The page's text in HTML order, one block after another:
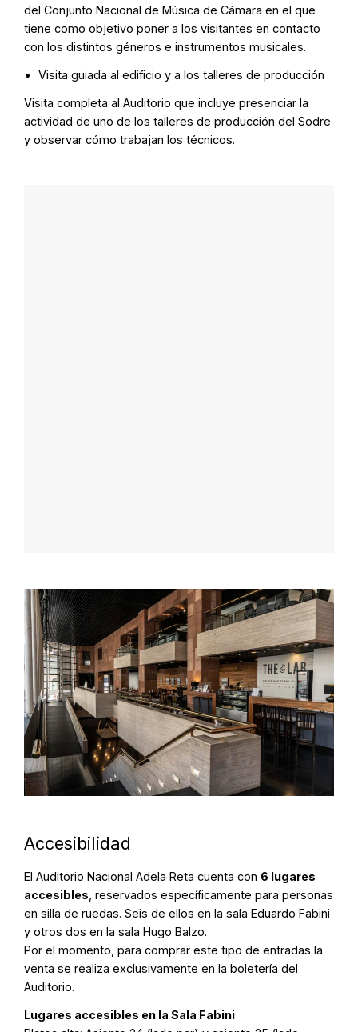
del Conjunto Nacional de Música de Cámara en el que
tiene como objetivo poner a los visitantes en contacto
con los distintos géneros e instrumentos musicales.
Visita guiada al edificio y a los talleres de producción
Visita completa al Auditorio que incluye presenciar la
actividad de uno de los talleres de producción del Sodre
y observar cómo trabajan los técnicos.
Accesibilidad
El Auditorio Nacional Adela Reta cuenta con 6 lugares
accesibles , reservados específicamente para personas
en silla de ruedas. Seis de ellos en la sala Eduardo Fabini
y otros dos en la sala Hugo Balzo.
Por el momento, para comprar este tipo de entradas la
venta se realiza exclusivamente en la boletería del
Auditorio.
Lugares accesibles en la Sala Fabini